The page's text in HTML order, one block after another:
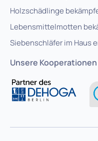
Holzschädlinge
Lebensmittelmotten
Siebenschläfer im Haus
Unsere Kooperationen